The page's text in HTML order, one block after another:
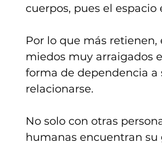
cuerpos, pues el espacio
Por lo que más
miedos muy arraigados
forma de dependencia a
relacionarse.
No solo con otras
humanas encuentran su